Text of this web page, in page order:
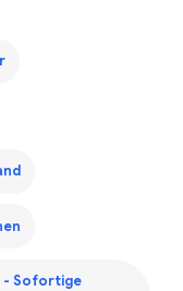
- Sofortige